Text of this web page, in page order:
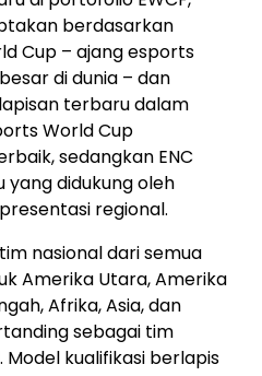
berdasarkan
Cup – ajang esports
di dunia – dan
terbaru dalam
World Cup
sedangkan ENC
didukung oleh
regional.
nasional dari semua
Amerika Utara, Amerika
Afrika,Asia, dan
sebagai tim
kualifikasi berlapis